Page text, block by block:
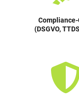
Compliance-
(DSGVO,